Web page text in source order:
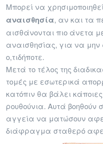
Μπορεί να χρησιμοποιηθεί
αναισθησία, αν και τα
αισθάνονται πιο άνετα
αναισθησίας, για να μην
ο,τιδήποτε.
Μετά το τέλος της
τομές με εσωτερικά
κατόπιν θα βάλει
ρουθούνια. Αυτά βοηθούν
αγγεία να ματώσουν
διάφραγμα σταθερό